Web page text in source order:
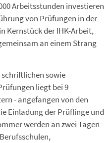
Arbeitsstunden investieren
von Prüfungen in der
Kernstück der IHK-Arbeit,
an einem Strang
sowie
liegt bei 9
- angefangen von den
Einladung der Prüflinge und
werden an zwei Tagen